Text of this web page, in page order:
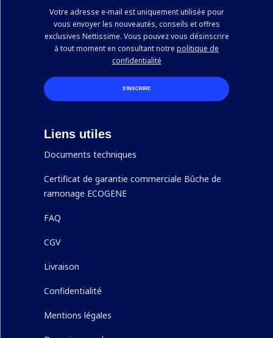
Votre adresse e-mail est uniquement utilisée pour
vous envoyer les nouveautés, conseils et offres
exclusives Nettissime. Vous pouvez vous désinscrire
à tout moment en consultant notre politique de
confidentialité
S’INSCRIRE
Liens utiles
Documents techniques
Certificat de garantie commerciale Bûche de
ramonage ECOGENE
FAQ
CGV
Livraison
Confidentialité
Mentions légales